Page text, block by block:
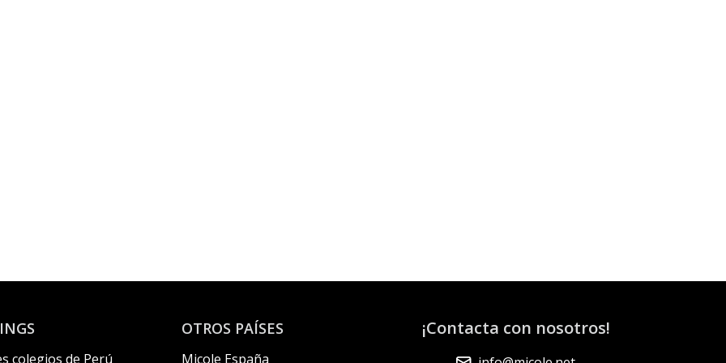
colegios de Perú
OTROS PAÍSES
Micole España
¡Contacta con nosotros!